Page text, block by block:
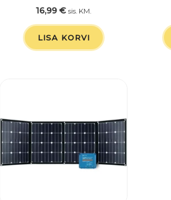
16,99€ sis. KM.
LISA KORVI